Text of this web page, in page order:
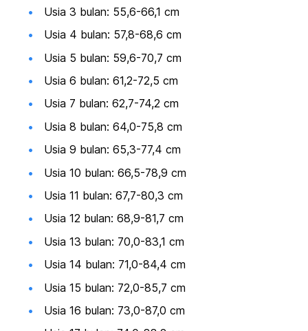
Usia 3 bulan: 55,6-66,1 cm
Usia 4 bulan: 57,8-68,6 cm
Usia 5 bulan: 59,6-70,7 cm
Usia 6 bulan: 61,2-72,5 cm
Usia 7 bulan: 62,7-74,2 cm
Usia 8 bulan: 64,0-75,8 cm
Usia 9 bulan: 65,3-77,4 cm
Usia 10 bulan: 66,5-78,9 cm
Usia 11 bulan: 67,7-80,3 cm
Usia 12 bulan: 68,9-81,7 cm
Usia 13 bulan: 70,0-83,1 cm
Usia 14 bulan: 71,0-84,4 cm
Usia 15 bulan: 72,0-85,7 cm
Usia 16 bulan: 73,0-87,0 cm